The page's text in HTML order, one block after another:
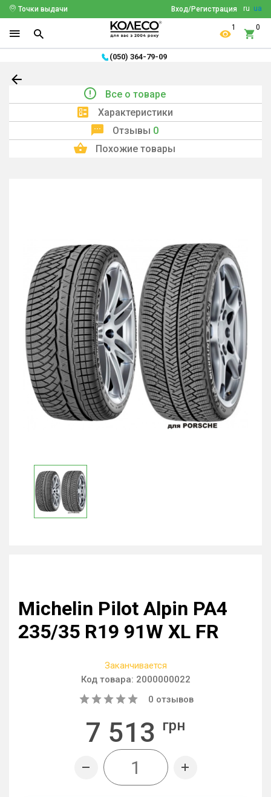
ru ua
Вход/Регистрация
Точки выдачи
1 0
(050) 364-79-09
Все о товаре
Характеристики
Отзывы 0
Похожие товары
Michelin Pilot Alpin PA4
235/35 R19 91W XL FR
Заканчивается
Код товара: 2000000022
0 отзывов
7 513 грн